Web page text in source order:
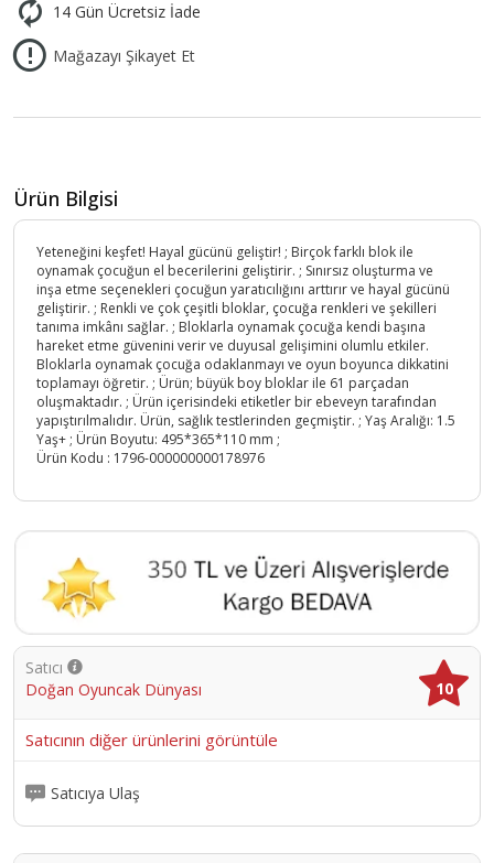
14 Gün Ücretsiz İade
Mağazayı Şikayet Et
Ürün Bilgisi
Yeteneğini keşfet! Hayal gücünü geliştir! ; Birçok farklı blok ile
oynamak çocuğun el becerilerini geliştirir. ; Sınırsız oluşturma ve
inşa etme seçenekleri çocuğun yaratıcılığını arttırır ve hayal gücünü
geliştirir. ; Renkli ve çok çeşitli bloklar, çocuğa renkleri ve şekilleri
tanıma imkânı sağlar. ; Bloklarla oynamak çocuğa kendi başına
hareket etme güvenini verir ve duyusal gelişimini olumlu etkiler.
Bloklarla oynamak çocuğa odaklanmayı ve oyun boyunca dikkatini
toplamayı öğretir. ; Ürün; büyük boy bloklar ile 61 parçadan
oluşmaktadır. ; Ürün içerisindeki etiketler bir ebeveyn tarafından
yapıştırılmalıdır. Ürün, sağlık testlerinden geçmiştir. ; Yaş Aralığı: 1.5
Yaş+ ; Ürün Boyutu: 495*365*110 mm ;
Ürün Kodu : 1796-000000000178976
Satıcı
Doğan Oyuncak Dünyası
10
Satıcının diğer ürünlerini görüntüle
Satıcıya Ulaş